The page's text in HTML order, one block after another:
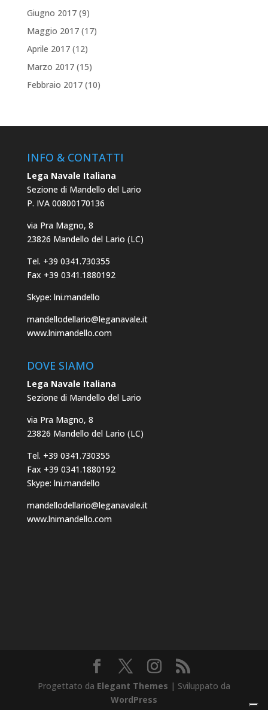
Giugno 2017(9)
Maggio 2017(17)
Aprile 2017(12)
Marzo 2017(15)
Febbraio 2017(10)
INFO & CONTATTI
Lega Navale Italiana
Sezione di Mandello del Lario
P. IVA 00800170136
via Pra Magno, 8
23826 Mandello del Lario (LC)
Tel. +39 0341.730355
Fax +39 0341.1880192
Skype: lni.mandello
mandellodellario@leganavale.it
www.lnimandello.com
DOVE SIAMO
Lega Navale Italiana
Sezione di Mandello del Lario
via Pra Magno, 8
23826 Mandello del Lario (LC)
Tel. +39 0341.730355
Fax +39 0341.1880192
Skype: lni.mandello
mandellodellario@leganavale.it
www.lnimandello.com
Progettato da Elegant Themes | Sviluppato da
WordPress